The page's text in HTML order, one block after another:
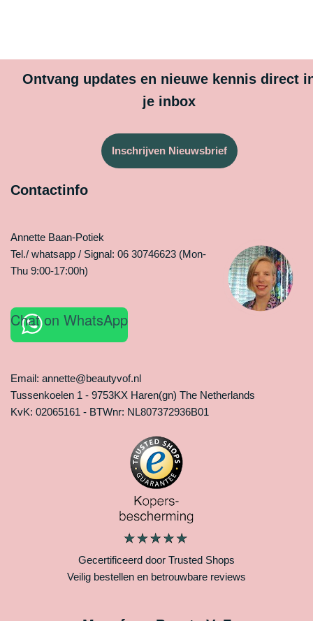
Ontvang updates en nieuwe kennis direct
je inbox
Inschrijven Nieuwsbrief
Contactinfo
Annette Baan-Potiek
Tel./ whatsapp / Signal: 06 30746623 (Mon-
Thu 9:00-17:00h)
Chat on WhatsApp
Email: annette@beautyvof.nl
Tussenkoelen 1 - 9753KX Haren(gn) The Netherlands
KvK: 02065161 - BTWnr: NL807372936B01
Gecertificeerd door Trusted Shops
Veilig bestellen en betrouwbare reviews